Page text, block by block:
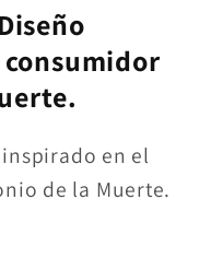
en el
de la Muerte.